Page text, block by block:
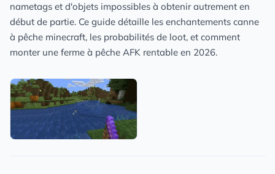
nametags et d'objets impossibles à obtenir autrement en
début de partie. Ce guide détaille les enchantements canne
à pêche minecraft, les probabilités de loot, et comment
monter une ferme à pêche AFK rentable en 2026.